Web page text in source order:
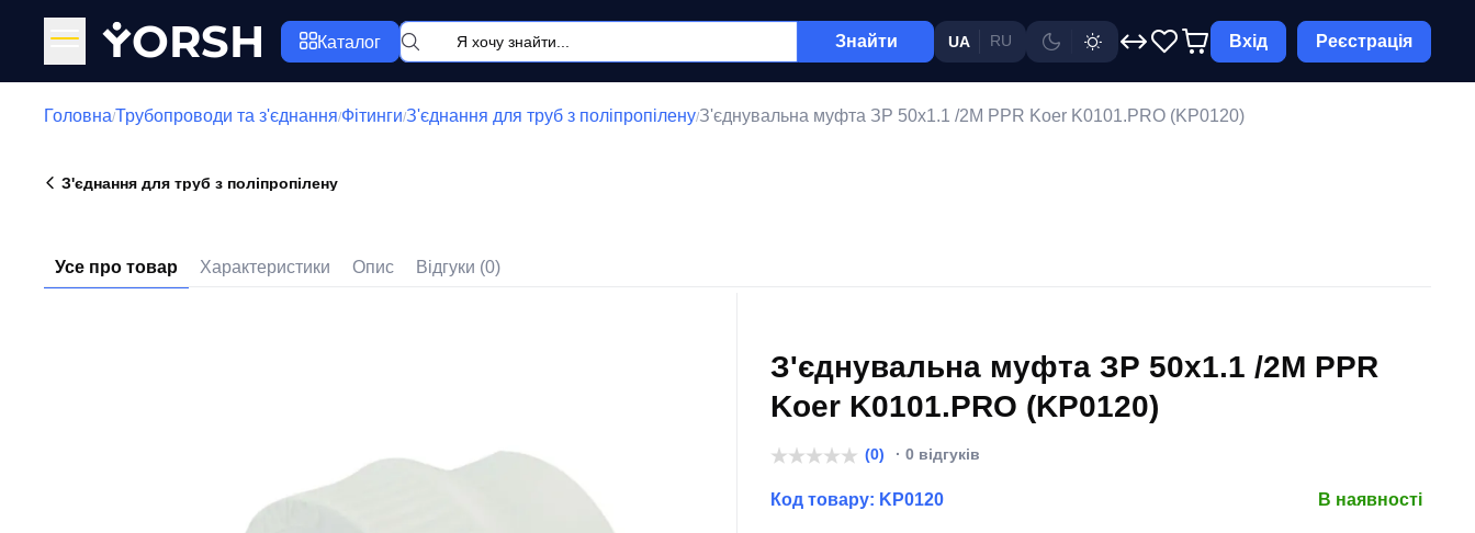
YORSH Каталог Знайти UA RU Вхід Реєстрація
Головна/Трубопроводи та з'єднання/Фітинги/З'єднання для труб з поліпропілену/З'єднувальна муфта ЗР 50x1.1 /2M PPR Koer K0101.PRO (KP0120)
З'єднання для труб з поліпропілену
Усе про товар Характеристики Опис Відгуки (0)
З'єднувальна муфта ЗР 50x1.1 /2M PPR
Koer K0101.PRO (KP0120)
(0) · 0 відгуків
Код товару: KP0120 В наявності